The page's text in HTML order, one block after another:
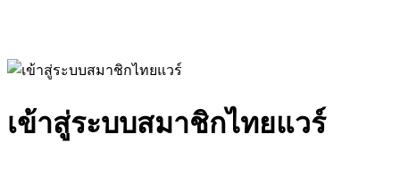
เข้าสู่ระบบสมาชิกไทยแวร์